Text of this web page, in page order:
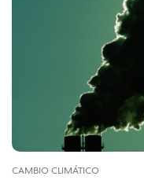
CAMBIO CLIMÁTICO